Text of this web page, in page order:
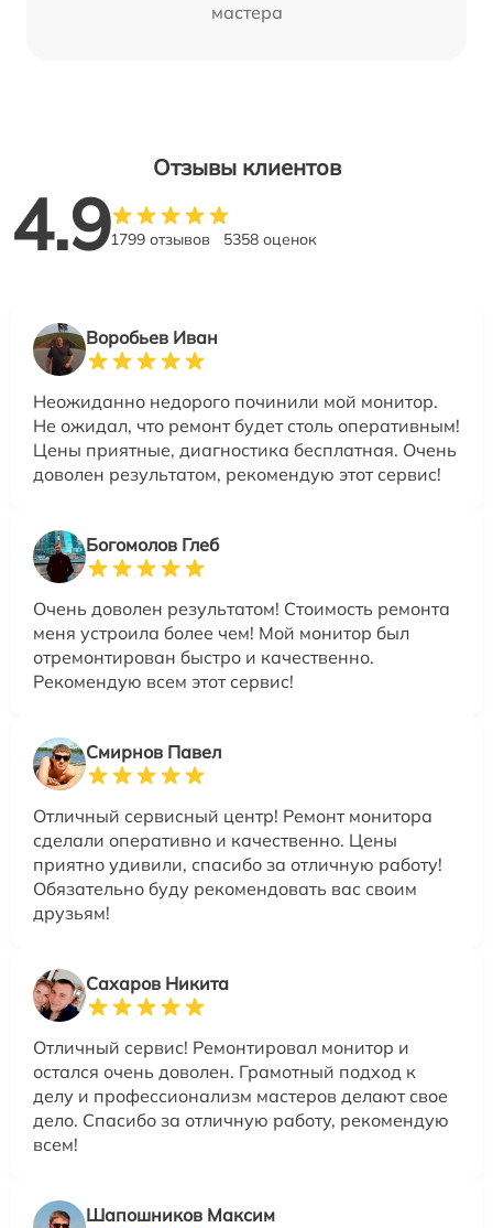
мастера
Отзывы клиентов
4.91799 отзывов 5358 оценок
Воробьев Иван
Неожиданно недорого починили мой монитор.
Не ожидал, что ремонт будет столь оперативным!
Цены приятные, диагностика бесплатная. Очень
доволен результатом, рекомендую этот сервис!
Богомолов Глеб
Очень доволен результатом! Стоимость ремонта
меня устроила более чем! Мой монитор был
отремонтирован быстро и качественно.
Рекомендую всем этот сервис!
Смирнов Павел
Отличный сервисный центр! Ремонт монитора
сделали оперативно и качественно. Цены
приятно удивили, спасибо за отличную работу!
Обязательно буду рекомендовать вас своим
друзьям!
Сахаров Никита
Отличный сервис! Ремонтировал монитор и
остался очень доволен. Грамотный подход к
делу и профессионализм мастеров делают свое
дело. Спасибо за отличную работу, рекомендую
всем!
Шапошников Максим